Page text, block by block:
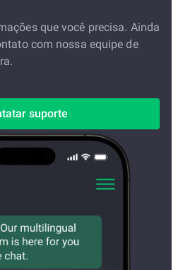
que você precisa. Ainda
com nossa equipe de
suporte